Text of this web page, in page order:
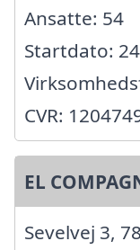
Ansatte: 54
Startdato:
CVR:
EL
Sevelvej 3,